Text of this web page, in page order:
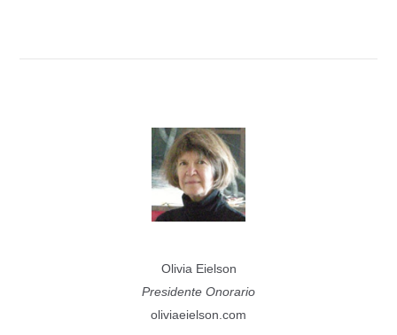
rivolta.
Olivia Eielson
Presidente Onorario
oliviaeielson.com